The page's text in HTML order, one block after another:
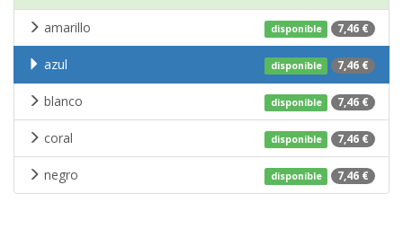
disponible 7,46 €
amarillo
disponible 7,46 €
azul
disponible 7,46 €
blanco
disponible 7,46 €
coral
disponible 7,46 €
negro